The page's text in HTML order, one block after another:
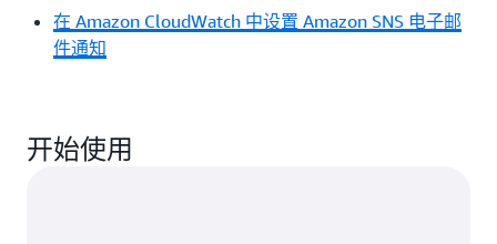
在 Amazon CloudWatch 中设置 Amazon SNS 电子邮
件通知
开始使用